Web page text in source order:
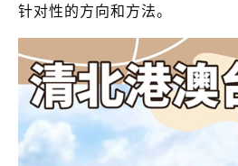
针对性的方向和方法。